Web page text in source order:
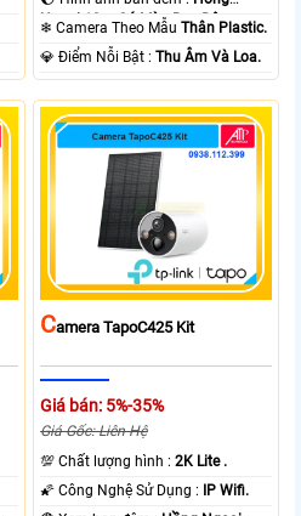
Ngoại 10m Có Màu Ban Ðêm.
❄ Camera Theo MẫuThân Plastic.
️💎 Điểm Nỗi Bật :Thu Âm Và Loa.
CAmera TapoC425 Kit
Giá bán: 5%-35%
Giá Gốc: Liên Hệ
💯 Chất lượng hình :2K Lite .
🌠 Công Nghệ Sử Dụng : IP Wifi.